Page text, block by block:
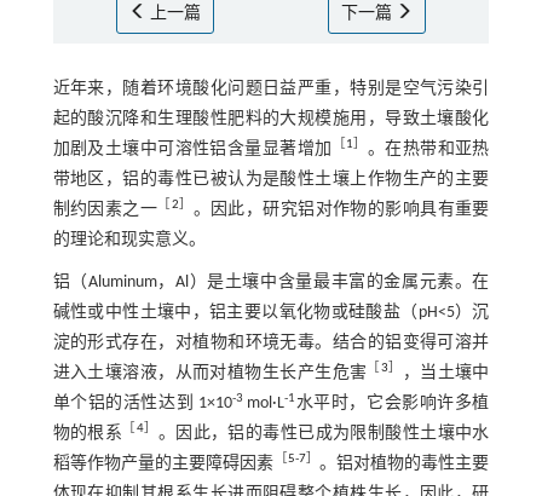
上一篇 下一篇
近年来，随着环境酸化问题日益严重，特别是空气污染引
起的酸沉降和生理酸性肥料的大规模施用，导致土壤酸化
加剧及土壤中可溶性铝含量显著增加
1
。在热带和亚热
带地区，铝的毒性已被认为是酸性土壤上作物生产的主要
制约因素之一
2
。因此，研究铝对作物的影响具有重要
的理论和现实意义。
铝（Aluminum，Al）是土壤中含量最丰富的金属元素。在
碱性或中性土壤中，铝主要以氧化物或硅酸盐（pH<5）沉
淀的形式存在，对植物和环境无毒。结合的铝变得可溶并
进入土壤溶液，从而对植物生长产生危害
3
，当土壤中
单个铝的活性达到 1×10-3 mol·L-1水平时，它会影响许多植
物的根系
4］ 。因此，铝的毒性已成为限制酸性土壤中水
稻等作物产量的主要障碍因素
5-7］ 。铝对植物的毒性主要